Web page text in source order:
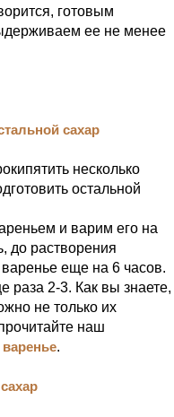
готовым
ее не менее
несколько
остальной
и варим его на
до растворения
еще на 6 часов.
2-3. Как вы знаете,
не только их
наш
.